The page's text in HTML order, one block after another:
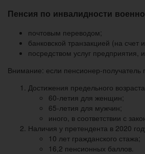
Пенсия по инвалидности
почтовым переводом;
банковской транзакцией (на счет
посредством услуг
Внимание: если пенсионер-получатель
Достижения предельного
60-летия для женщин;
65-летия для мужчин;
иного, в соответствии с
Наличия у претендента в 2020
10 лет гражданского стажа;
16,2 пенсионных баллов.